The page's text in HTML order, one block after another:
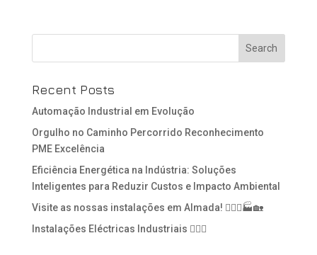
Recent Posts
Automação Industrial em Evolução
Orgulho no Caminho Percorrido Reconhecimento
PME Excelência
Eficiência Energética na Indústria: Soluções
Inteligentes para Reduzir Custos e Impacto Ambiental
Visite as nossas instalações em Almada! 👷🏻‍♂️🏭🏡
Instalações Eléctricas Industriais 👷🏻‍♂️